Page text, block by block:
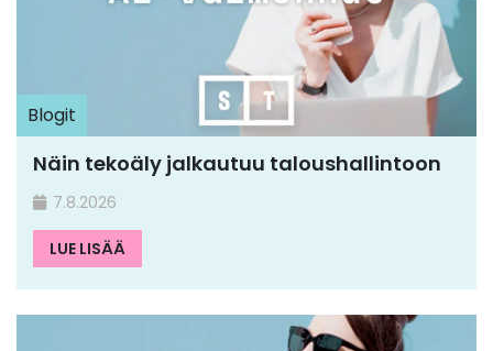
Blogit
Näin tekoäly jalkautuu taloushallintoon
7.8.2026
LUE LISÄÄ